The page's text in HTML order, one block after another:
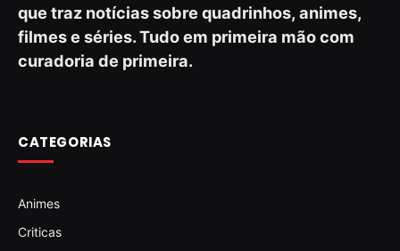
que traz notícias sobre quadrinhos, animes,
filmes e séries. Tudo em primeira mão com
curadoria de primeira.
CATEGORIAS
Animes
Criticas